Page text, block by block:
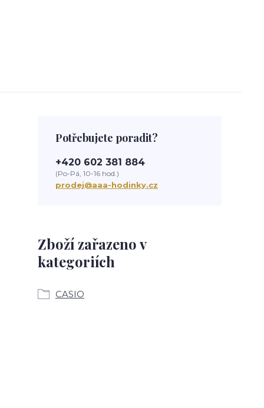
Zboží zařazeno v
kategoriích
CASIO
Potřebujete poradit?
+420 602 381 884
(Po-Pá, 10-16 hod.)
prodej@aaa-hodinky.cz